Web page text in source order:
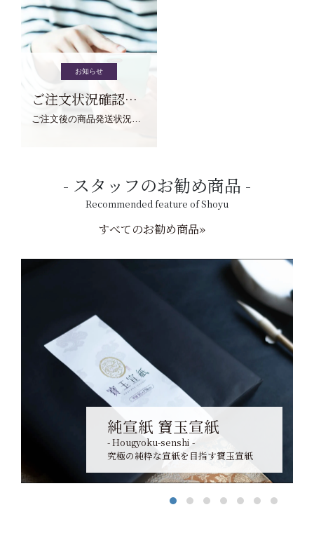
お知らせ
ご注文状況確認について
ご注文後の商品発送状況については、こちらからご確認くださいませ。
スタッフのお勧め商品
Recommended feature of Shoyu
すべてのお勧め商品»
純宣紙 寶玉宣紙
- Hougyoku-senshi -
究極の純粋な宣紙を目指す寶玉宣紙